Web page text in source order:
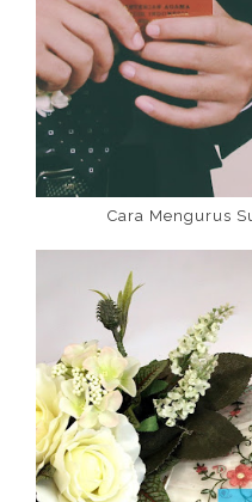
Cara Mengurus